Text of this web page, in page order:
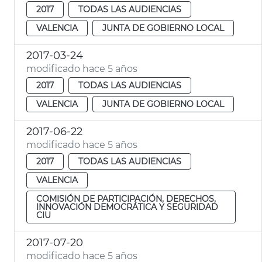
2017
TODAS LAS AUDIENCIAS
VALENCIA
JUNTA DE GOBIERNO LOCAL
2017-03-24
modificado hace 5 años
2017
TODAS LAS AUDIENCIAS
VALENCIA
JUNTA DE GOBIERNO LOCAL
2017-06-22
modificado hace 5 años
2017
TODAS LAS AUDIENCIAS
VALENCIA
COMISIÓN DE PARTICIPACIÓN, DERECHOS,
INNOVACIÓN DEMOCRÁTICA Y SEGURIDAD
CIU
2017-07-20
modificado hace 5 años